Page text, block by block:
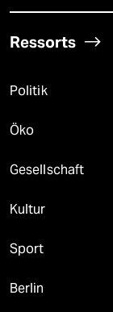
Ressorts
Politik
Öko
Gesellschaft
Kultur
Sport
Berlin